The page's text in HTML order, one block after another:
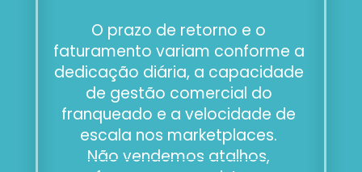
O prazo de retorno e o
faturamento variam conforme a
dedicação diária, a capacidade
de gestão comercial do
franqueado e a velocidade de
escala nos marketplaces.
Não vendemos atalhos,